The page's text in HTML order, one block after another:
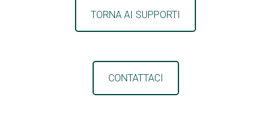
TORNA AI SUPPORTI
CONTATTACI